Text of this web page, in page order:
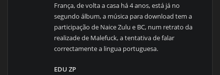
França, de volta a casa há 4 anos, está já no
segundo álbum, a música para download tem a
participação de Naice Zulu e BC, num retrato da
realizade de Malefuck, a tentativa de falar
correctamente a lingua portuguesa.
EDU ZP